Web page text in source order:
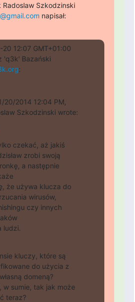
użytkownik Radoslaw Szkodzinski
napisał:
20 12:07 GMT+01:00
:
20/2014 12:04 PM,
Szkodzinski wrote:
czekać, aż jakiś
zrobi swoją
a następnie
że używa klucza do
wirusów,
czy innych
ludzi.
kluczy, które są
do użycia z
domeną?
w sumie, tak jak może
teraz?